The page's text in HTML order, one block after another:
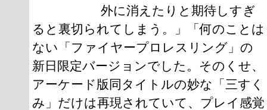
外に消えたりと期待しすぎ
ると裏切られてしまう。」「何のことは
ない「ファイヤープロレスリング」の
新日限定バージョンでした。そのくせ、
アーケード版同タイトルの妙な「三すく
み」だけは再現されていて、プレイ感覚